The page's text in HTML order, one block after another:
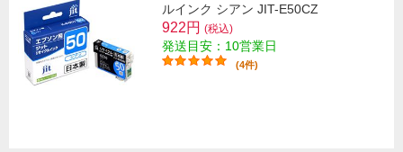
ルインク シアン JIT-E50CZ
922円 (税込)
発送目安：10営業日
(4件)